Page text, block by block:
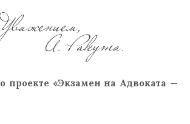
о проекте «Экзамен на Адвоката —